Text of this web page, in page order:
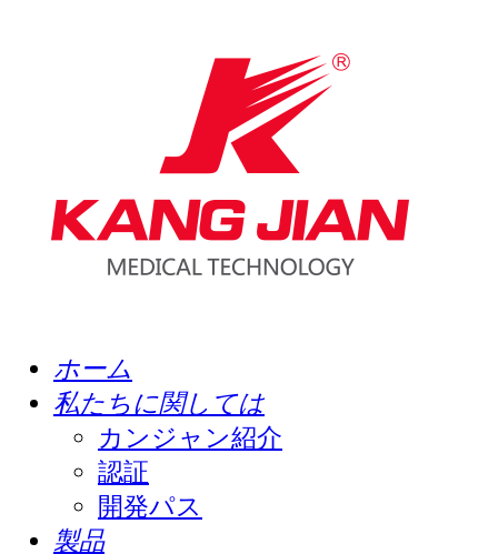
ホーム
私たちに関しては
カンジャン紹介
認証
開発パス
製品